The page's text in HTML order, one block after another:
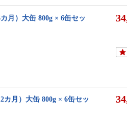
月）大缶 800g × 6缶セッ
月）大缶 800g × 6缶セッ